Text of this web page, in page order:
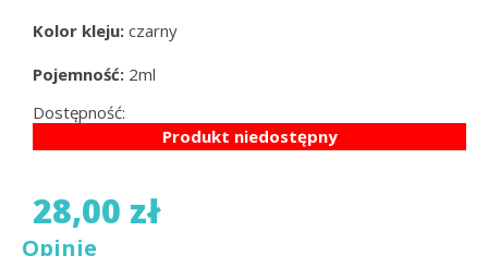
Kolor kleju: czarny
Pojemność: 2ml
Dostępność:
Produkt niedostępny
28,00 zł
Opinie